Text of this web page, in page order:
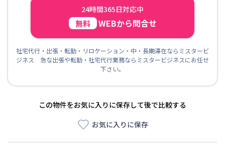
24時間365日対応中
無料 WEBから問合せ
社宅代行・出張・転勤・リロケーション・中・長期滞在ならミスタービ
ジネス 急な出張や転勤・社宅代行業務ならミスタービジネスにお任せ
下さい。
この物件をお気に入りに保存して後で比較する
お気に入りに保存